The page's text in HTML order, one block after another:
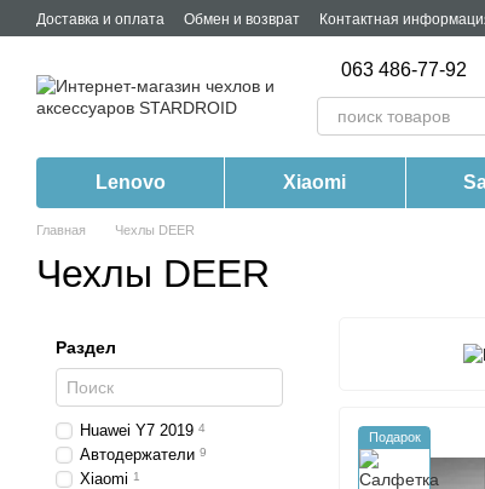
Перейти к основному контенту
Доставка и оплата Обмен и возврат Контактная
063 486-77-92
Lenovo Xiaomi
Главная Чехлы DEER
Чехлы DEER
Подарок
Раздел
Huawei Y7 2019 4
Автодержатели 9
Xiaomi 1